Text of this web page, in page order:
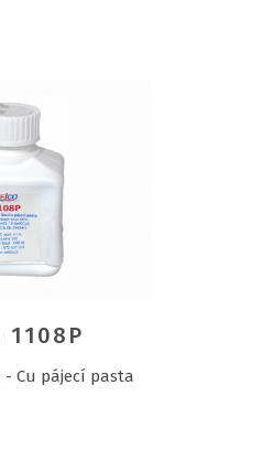
1108P
Cu pájecí pasta